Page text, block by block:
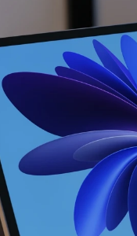
tablets zonder
en de
Tab
Bol.com